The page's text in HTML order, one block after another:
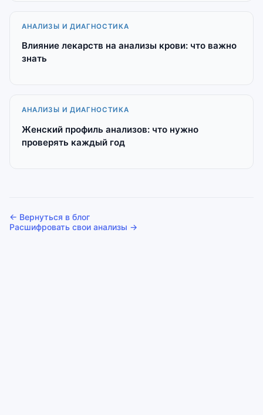
АНАЛИЗЫ И ДИАГНОСТИКА
Влияние лекарств на анализы крови: что важно
знать
АНАЛИЗЫ И ДИАГНОСТИКА
Женский профиль анализов: что нужно
проверять каждый год
← Вернуться в блог
Расшифровать свои анализы →